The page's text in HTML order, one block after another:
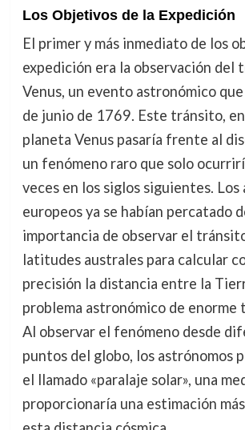
Los Objetivos de la Expedición
El primer y más inmediato de los
expedición era la observación del
Venus, un evento astronómico
de junio de 1769. Este tránsito,
planeta Venus pasaría frente al
un fenómeno raro que solo
veces en los siglos siguientes. Los
europeos ya se habían percatado
importancia de observar el
latitudes australes para calcular
precisión la distancia entre la
problema astronómico de enorme
Al observar el fenómeno desde
puntos del globo, los astrónomos
el llamado «paralaje solar», una
proporcionaría una estimación